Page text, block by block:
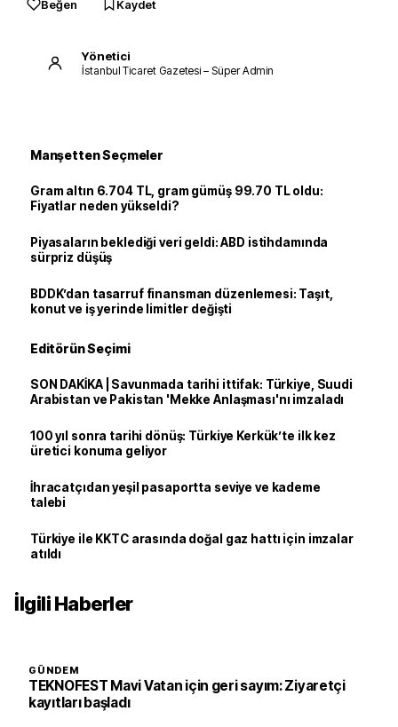
Beğen Kaydet
Yönetici
İstanbul Ticaret Gazetesi – Süper Admin
Manşetten Seçmeler
Gram altın 6.704 TL, gram gümüş 99.70 TL oldu:
Fiyatlar neden yükseldi?
Piyasaların beklediği veri geldi: ABD istihdamında
sürpriz düşüş
BDDK’dan tasarruf finansman düzenlemesi: Taşıt,
konut ve iş yerinde limitler değişti
Editörün Seçimi
SON DAKİKA | Savunmada tarihi ittifak: Türkiye, Suudi
Arabistan ve Pakistan 'Mekke Anlaşması'nı imzaladı
100 yıl sonra tarihi dönüş: Türkiye Kerkük’te ilk kez
üretici konuma geliyor
İhracatçıdan yeşil pasaportta seviye ve kademe
talebi
Türkiye ile KKTC arasında doğal gaz hattı için imzalar
atıldı
İlgili Haberler
GÜNDEM
TEKNOFEST Mavi Vatan için geri sayım: Ziyaretçi
kayıtları başladı